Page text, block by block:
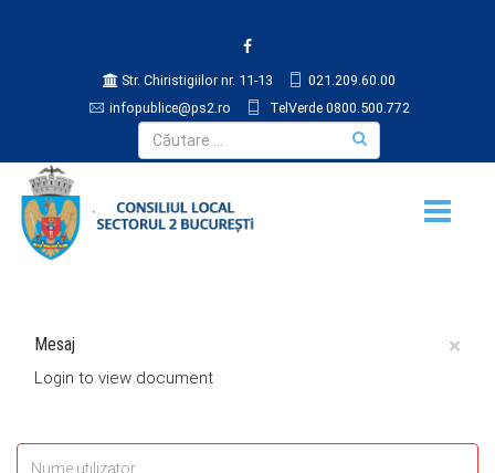
Str. Chiristigiilor nr. 11-13
021.209.60.00
infopublice@ps2.ro
TelVerde 0800.500.772
×
Mesaj
Login to view document